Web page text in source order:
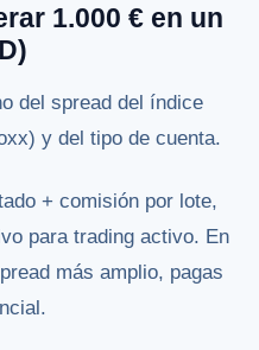
1.000 € en un
del spread del índice
y del tipo de cuenta.
+ comisión por lote,
para trading activo. En
más amplio, pagas